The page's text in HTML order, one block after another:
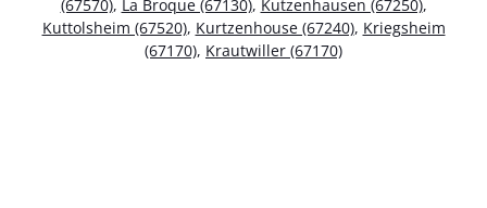
(67570), La Broque (67130), Kutzenhausen (67250),
Kuttolsheim (67520), Kurtzenhouse (67240), Kriegsheim
(67170), Krautwiller (67170)